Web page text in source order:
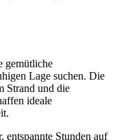
gemütliche
Lage suchen. Die
Strand und die
ideale
entspannte Stunden auf